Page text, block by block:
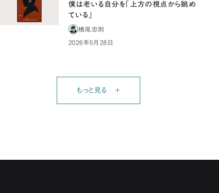
僕は老いる自分を「上方の視点から眺め
ている」
横尾忠則
2026年5月28日
もっと見る ＋